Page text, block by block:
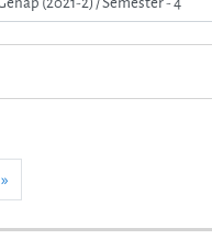
»Selanjutnya